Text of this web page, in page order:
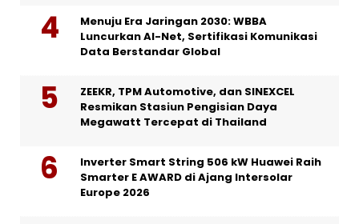
Menuju Era Jaringan 2030: WBBA
Luncurkan AI-Net, Sertifikasi Komunikasi
Data Berstandar Global
ZEEKR, TPM Automotive, dan SINEXCEL
Resmikan Stasiun Pengisian Daya
Megawatt Tercepat di Thailand
Inverter Smart String 506 kW Huawei Raih
Smarter E AWARD di Ajang Intersolar
Europe 2026